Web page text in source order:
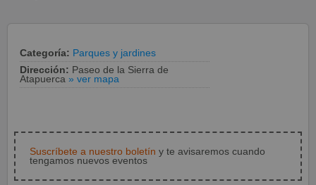
Categoría: Parques y jardines
Dirección: Paseo de la Sierra de
Atapuerca » ver mapa
Suscríbete a nuestro boletín y te avisaremos cuando
tengamos nuevos eventos